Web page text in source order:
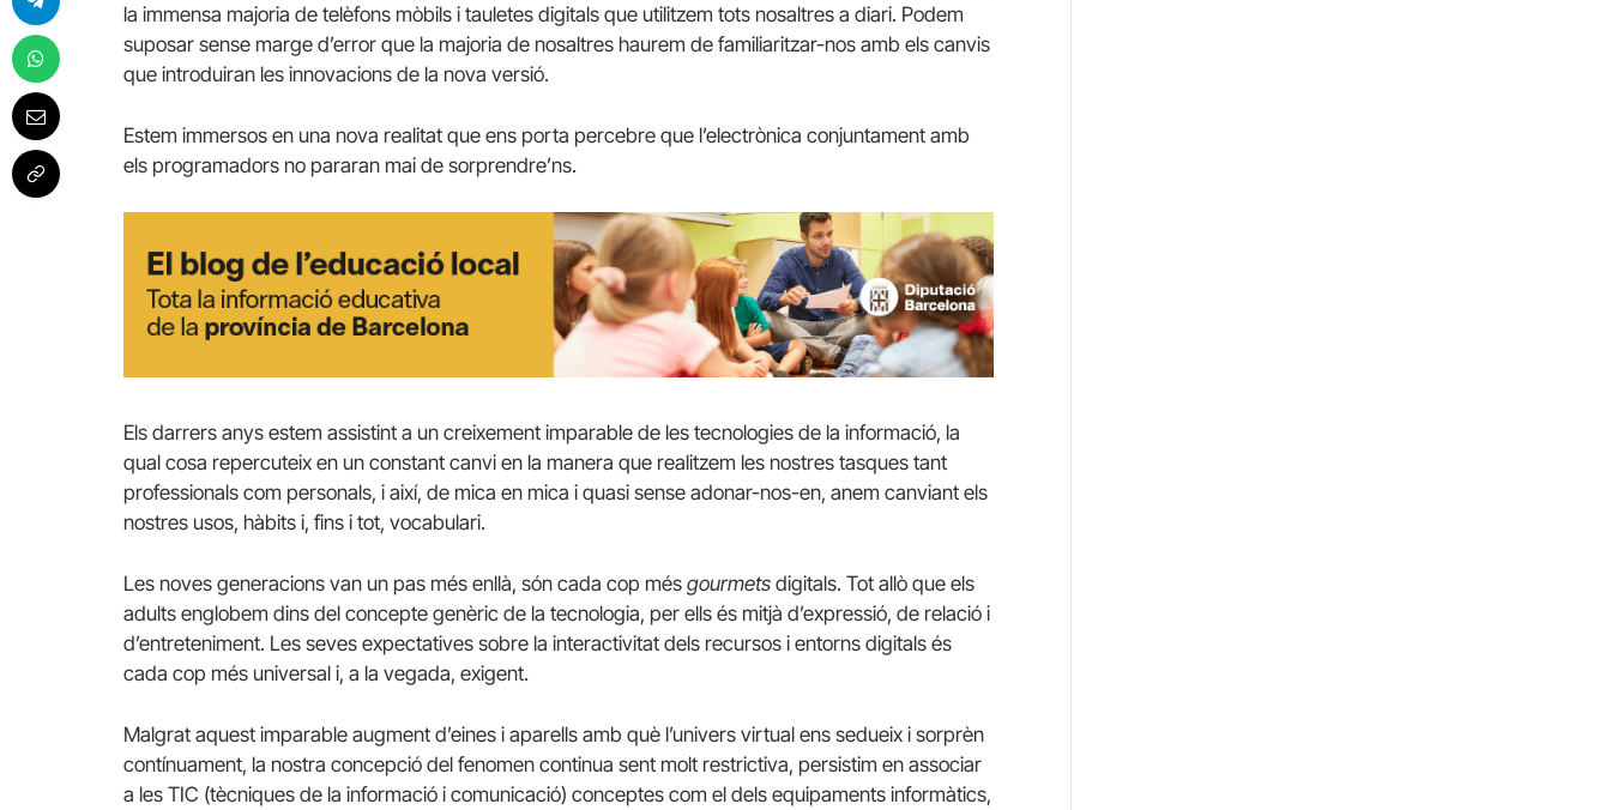
la immensa majoria de telèfons mòbils i tauletes digitals que utilitzem tots nosaltres a diari. Podem
suposar sense marge d’error que la majoria de nosaltres haurem de familiaritzar-nos amb els canvis
que introduiran les innovacions de la nova versió.
Estem immersos en una nova realitat que ens porta percebre que l’electrònica conjuntament amb
els programadors no pararan mai de sorprendre’ns.
Els darrers anys estem assistint a un creixement imparable de les tecnologies de la informació, la
qual cosa repercuteix en un constant canvi en la manera que realitzem les nostres tasques tant
professionals com personals, i així, de mica en mica i quasi sense adonar-nos-en, anem canviant els
nostres usos, hàbits i, fins i tot, vocabulari.
Les noves generacions van un pas més enllà, són cada cop més gourmets digitals. Tot allò que els
adults englobem dins del concepte genèric de la tecnologia, per ells és mitjà d’expressió, de relació i
d’entreteniment. Les seves expectatives sobre la interactivitat dels recursos i entorns digitals és
cada cop més universal i, a la vegada, exigent.
Malgrat aquest imparable augment d’eines i aparells amb què l’univers virtual ens sedueix i sorprèn
contínuament, la nostra concepció del fenomen continua sent molt restrictiva, persistim en associar
a les TIC (tècniques de la informació i comunicació) conceptes com el dels equipaments informàtics,